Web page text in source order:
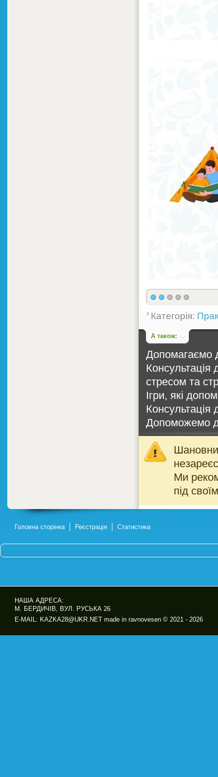
Категорія:
А також:
Допомагаємо
Консультація
стресом та
Ігри, які
Консультація
Допоможемо
Ми
під
Головна сторінка Реєстрація Статистика
НАША АДРЕСА:
М. БЕРДИЧІВ, ВУЛ. РУСЬКА 26
E-MAIL: KAZKA28@UKR.NET made in ravnovesen © 2021 - 2026